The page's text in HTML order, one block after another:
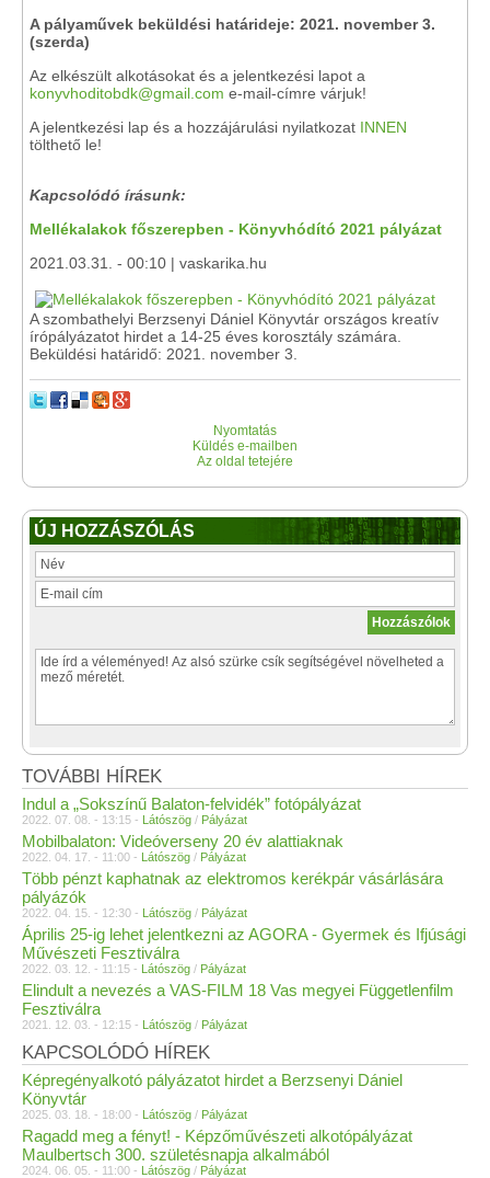
A pályaművek beküldési határideje: 2021. november 3.
(szerda)
Az elkészült alkotásokat és a jelentkezési lapot a
konyvhoditobdk@gmail.com e-mail-címre várjuk!
A jelentkezési lap és a hozzájárulási nyilatkozat INNEN
tölthető le!
Kapcsolódó írásunk:
Mellékalakok főszerepben - Könyvhódító 2021 pályázat
2021.03.31. - 00:10 | vaskarika.hu
A szombathelyi Berzsenyi Dániel Könyvtár országos kreatív
írópályázatot hirdet a 14-25 éves korosztály számára.
Beküldési határidő: 2021. november 3.
Nyomtatás
Küldés e-mailben
Az oldal tetejére
ÚJ HOZZÁSZÓLÁS
TOVÁBBI HÍREK
Indul a „Sokszínű Balaton-felvidék” fotópályázat
2022. 07. 08. - 13:15 - Látószög / Pályázat
Mobilbalaton: Videóverseny 20 év alattiaknak
2022. 04. 17. - 11:00 - Látószög / Pályázat
Több pénzt kaphatnak az elektromos kerékpár vásárlására
pályázók
2022. 04. 15. - 12:30 - Látószög / Pályázat
Április 25-ig lehet jelentkezni az AGORA - Gyermek és Ifjúsági
Művészeti Fesztiválra
2022. 03. 12. - 11:15 - Látószög / Pályázat
Elindult a nevezés a VAS-FILM 18 Vas megyei Függetlenfilm
Fesztiválra
2021. 12. 03. - 12:15 - Látószög / Pályázat
KAPCSOLÓDÓ HÍREK
Képregényalkotó pályázatot hirdet a Berzsenyi Dániel
Könyvtár
2025. 03. 18. - 18:00 - Látószög / Pályázat
Ragadd meg a fényt! - Képzőművészeti alkotópályázat
Maulbertsch 300. születésnapja alkalmából
2024. 06. 05. - 11:00 - Látószög / Pályázat